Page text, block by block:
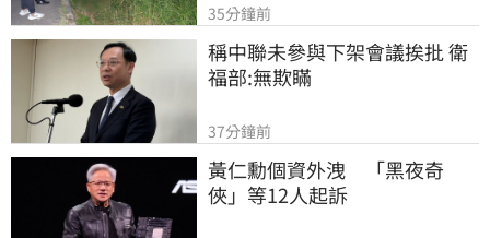
35分鐘前
稱中聯未參與下架會議挨批 衛
福部:無欺瞞
37分鐘前
黃仁勳個資外洩　「黑夜奇
俠」等12人起訴